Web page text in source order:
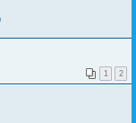
1 2